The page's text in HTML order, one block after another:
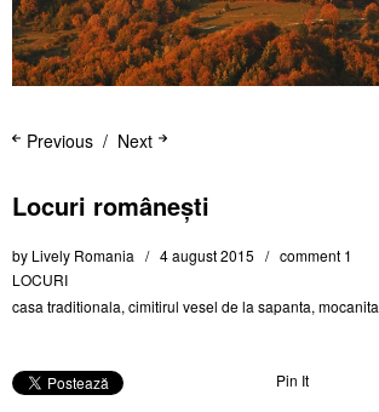
Next
Previous
Locuri românești
by Lively Romania 4 august 2015
comment 1
LOCURI
casa traditionala, cimitirul vesel de la sapanta, mocanita
Pin It